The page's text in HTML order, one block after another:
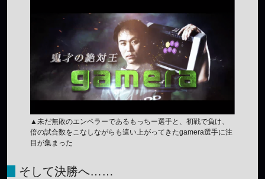
▲未だ無敗のエンペラーであるもっちー選手と、初戦で負け、
倍の試合数をこなしながらも這い上がってきたgamera選手に注
目が集まった
そして決勝へ……